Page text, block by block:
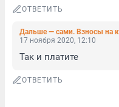
ОТВЕТИТЬ
17 ноября 2020, 12:10
Так и платите
ОТВЕТИТЬ